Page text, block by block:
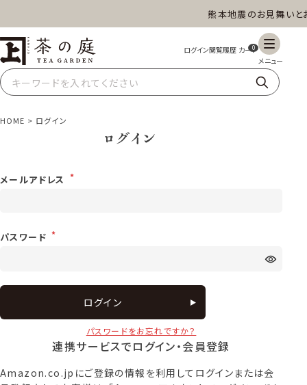
熊本地震のお見舞いと
茶の庭オンラインショップ 0
ギフト 特上高級茶 深蒸し茶 水出し茶
スイーツ
HOME ログイン
ログイン
メールアドレス
パスワード
ログイン
パスワードをお忘れですか？
連携サービスでログイン・会員登録
Amazon.co.jpにご登録の情報を利用してログインまたは会